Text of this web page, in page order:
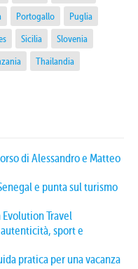
Portogallo
Puglia
Sicilia
Slovenia
Thailandia
di Alessandro e Matteo
e punta sul turismo
Travel
sport e
pratica per una vacanza